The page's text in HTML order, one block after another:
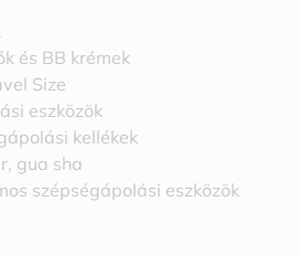
és BB krémek
Size
eszközök
kellékek
gua sha
szépségápolási eszközök